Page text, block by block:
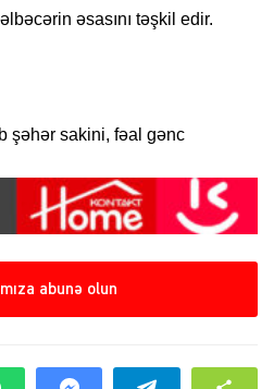
əsasını təşkil edir.
şəhər sakini, fəal gənc
abunə olun